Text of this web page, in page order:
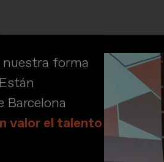
nuestra forma
Barcelona
valor el talento